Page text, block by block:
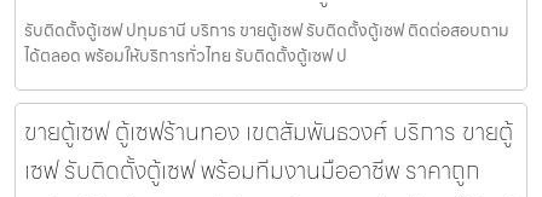
รับติดตั้งตู้เซฟ ปทุมธานี บริการ ขายตู้เซฟ รับติดตั้งตู้เซฟ ติดต่อสอบถาม
ได้ตลอด พร้อมให้บริการทั่วไทย รับติดตั้งตู้เซฟ ป
ขายตู้เซฟ ตู้เซฟร้านทอง เขตสัมพันธวงศ์ บริการ ขายตู้
เซฟ รับติดตั้งตู้เซฟ พร้อมทีมงานมืออาชีพ ราคาถูก